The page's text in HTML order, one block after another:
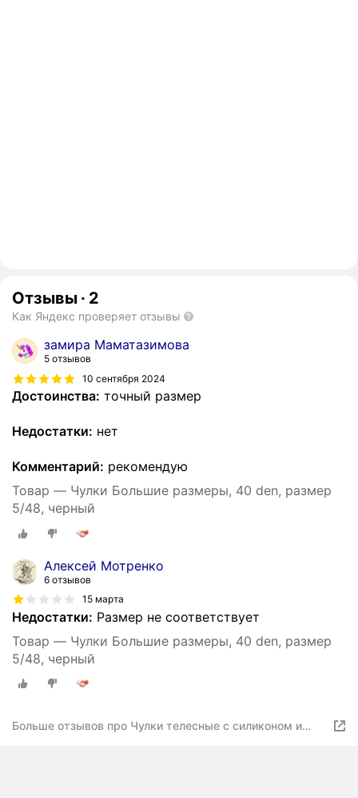
Отзывы · 2
Как Яндекс проверяет отзывы
замира Маматазимова
5 отзывов
10 сентября 2024
Достоинства: точный размер
Недостатки: нет
Комментарий: рекомендую
Товар — Чулки Большие размеры, 40 den, размер
5/48, черный
Алексей Мотренко
6 отзывов
15 марта
Недостатки: Размер не соответствует
Товар — Чулки Большие размеры, 40 den, размер
5/48, черный
Больше отзывов про Чулки телесные с силиконом и